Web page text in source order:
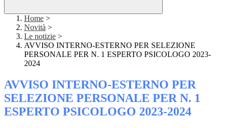
Home >
Novità >
Le notizie >
AVVISO INTERNO-ESTERNO PER SELEZIONE
PERSONALE PER N. 1 ESPERTO PSICOLOGO 2023-
2024
AVVISO INTERNO-ESTERNO PER
SELEZIONE PERSONALE PER N. 1
ESPERTO PSICOLOGO 2023-2024